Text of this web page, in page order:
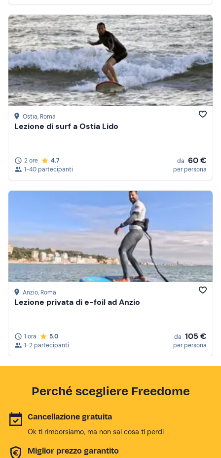
Ostia, Roma
Lezione di surf a Ostia Lido
2 ore
4.7
1-40 partecipanti
da 60 €
per persona
Anzio, Roma
Lezione privata di e-foil ad Anzio
1 ora
5.0
1-2 partecipanti
da 105 €
per persona
Perché scegliere Freedome
Cancellazione gratuita
Ok ti rimborsiamo, ma non sai cosa ti perdi
Miglior prezzo garantito